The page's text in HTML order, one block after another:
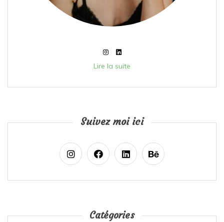
Lire la suite
Suivez moi ici
Catégories